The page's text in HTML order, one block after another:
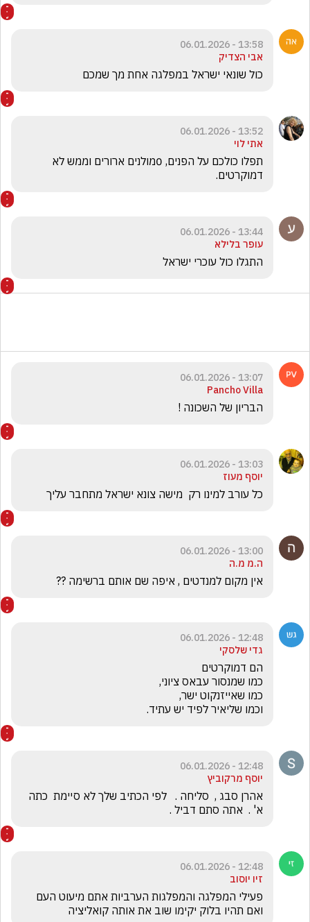
13:58 - 06.01.2026
אבי הצדיק
כול שונאי ישראל במפלגה אחת מך שמכם
13:52 - 06.01.2026
אתי לוי
דמוקרטים.
13:44 - 06.01.2026
עופר בלילא
התגלו כול עוכרי ישראל
13:07 - 06.01.2026
Pancho Villa
הבריון של השכונה !
13:03 - 06.01.2026
יוסף מעוז
כל עורב למינו רק  מישה צונא ישראל מתחבר עליך
13:00 - 06.01.2026
ה.מ מ.ה
אין מקום למנדטים , איפה שם אותם ברשימה ??
12:48 - 06.01.2026
גדי שלסקי
וכמו שליאיר לפיד יש עתיד.
12:48 - 06.01.2026
יוסף מרקוביץ
א' .  אתה סתם דביל .
12:48 - 06.01.2026
זיו יוסוב
ואם תהיו בלוק יקימו שוב את אותה קואליציה